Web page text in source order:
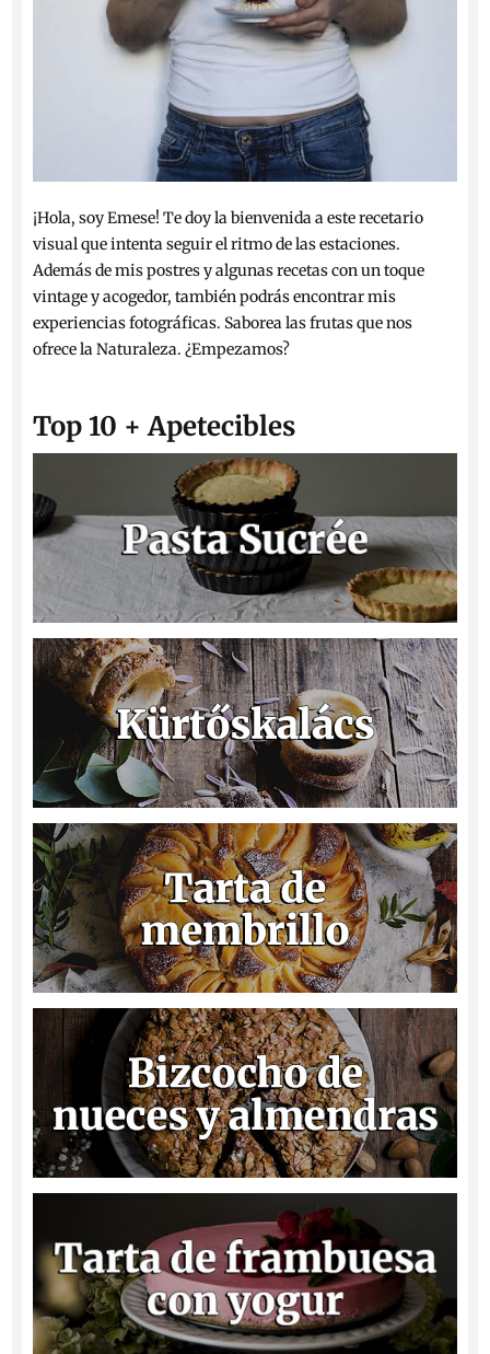
¡Hola, soy Emese! Te doy la bienvenida a este recetario
visual que intenta seguir el ritmo de las estaciones.
Además de mis postres y algunas recetas con un toque
vintage y acogedor, también podrás encontrar mis
experiencias fotográficas. Saborea las frutas que nos
ofrece la Naturaleza. ¿Empezamos?
Top 10 + Apetecibles